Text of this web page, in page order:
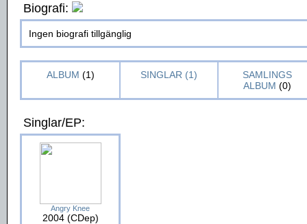
Biografi:
Ingen biografi tillgänglig
ALBUM (1) SINGLAR (1)
SAMLINGS
ALBUM (0)
Singlar/EP:
Angry Knee
2004 (CDep)